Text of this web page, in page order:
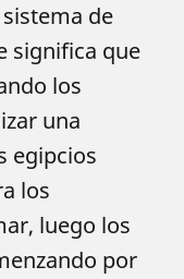
de
significa que
los
una
egipcios
los
luego los
por